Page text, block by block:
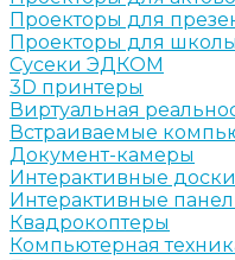
Проекторы для
Проекторы для школы
Сусеки ЭДКОМ
3D принтеры
Виртуальная
Встраиваемые
Документ-камеры
Интерактивные доски
Интерактивные
Квадрокоптеры
Компьютерная